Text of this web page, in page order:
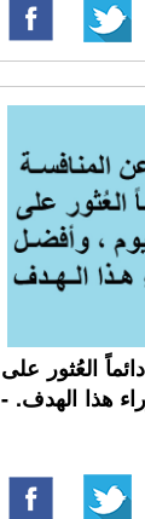
العُثور على
هذا الهدف. -